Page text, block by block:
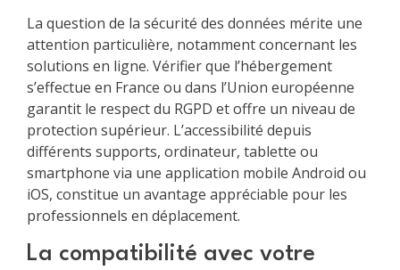
La question de la sécurité des données mérite une
attention particulière, notamment concernant les
solutions en ligne. Vérifier que l’hébergement
s’effectue en France ou dans l’Union européenne
garantit le respect du RGPD et offre un niveau de
protection supérieur. L’accessibilité depuis
différents supports, ordinateur, tablette ou
smartphone via une application mobile Android ou
iOS, constitue un avantage appréciable pour les
professionnels en déplacement.
La compatibilité avec votre